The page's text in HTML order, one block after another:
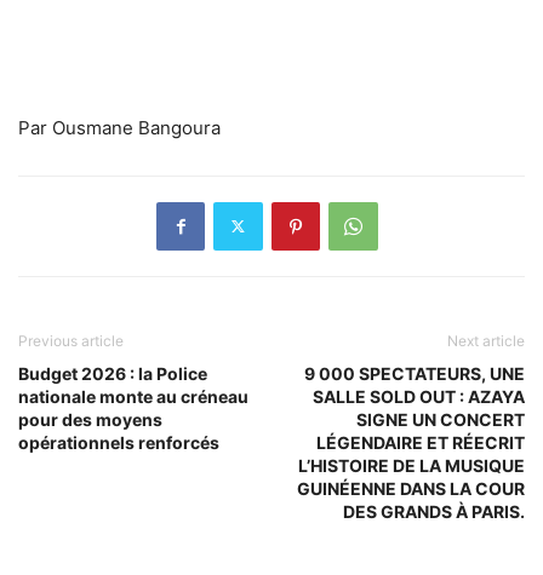
Par Ousmane Bangoura
Previous article
Budget 2026 : la Police
nationale monte au créneau
pour des moyens
opérationnels renforcés
Next article
9 000 SPECTATEURS, UNE
SALLE SOLD OUT : AZAYA
SIGNE UN CONCERT
LÉGENDAIRE ET RÉECRIT
L’HISTOIRE DE LA MUSIQUE
GUINÉENNE DANS LA COUR
DES GRANDS À PARIS.